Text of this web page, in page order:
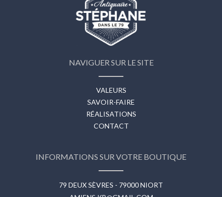
NAVIGUER SUR LE SITE
VALEURS
SAVOIR-FAIRE
RÉALISATIONS
CONTACT
INFORMATIONS SUR VOTRE BOUTIQUE
79 DEUX SÈVRES - 79000 NIORT